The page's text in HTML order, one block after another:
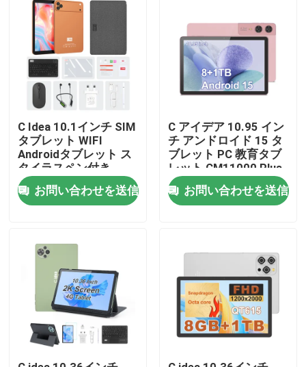
製品
ビデオ
VRショー
企業情報
会社案内
お問い合わせ
ニュース
見積依頼
C Idea 10.1インチ SIM
タブレット WIFI
Androidタブレット ス
タイラスペン付き
CM10017air オレンジ
お問い合わせを送信
C アイデア 10.95 イン
チ アンドロイド 15 タ
ブレット PC 教育タブ
レット CM11000 Plus
お問い合わせを送信